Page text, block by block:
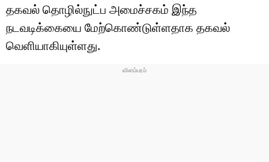
தகவல் தொழில்நுட்ப அமைச்சகம் இந்த
நடவடிக்கையை மேற்கொண்டுள்ளதாக தகவல்
வெளியாகியுள்ளது.